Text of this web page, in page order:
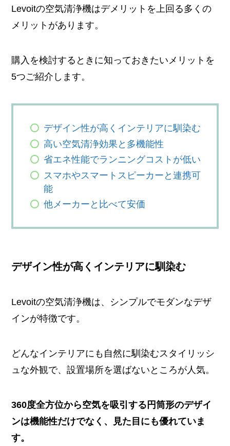
Levoitの空気清浄機はデメリットを上回る多くの
メリットがあります。
購入を検討するときに知っておきたいメリットを
5つご紹介します。
デザイン性が高くインテリアに馴染む
高い空気清浄効果と多機能性
省エネ性能でランニングコストが低い
スマホやスマートスピーカーと連携可
能
他メーカーと比べて安価
デザイン性が高くインテリアに馴染む
Levoitの空気清浄機は、シンプルでモダンなデザ
インが特徴です。
どんなインテリアにも自然に馴染むスタイリッシ
ュな外観で、設置場所を選ばないところが人気。
360度全方位から空気を吸引する円筒形のデザイ
ンは機能性だけでなく、見た目にも優れていま
す。